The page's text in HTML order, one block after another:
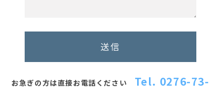
お急ぎの方は直接お電話ください Tel. 0276-73-